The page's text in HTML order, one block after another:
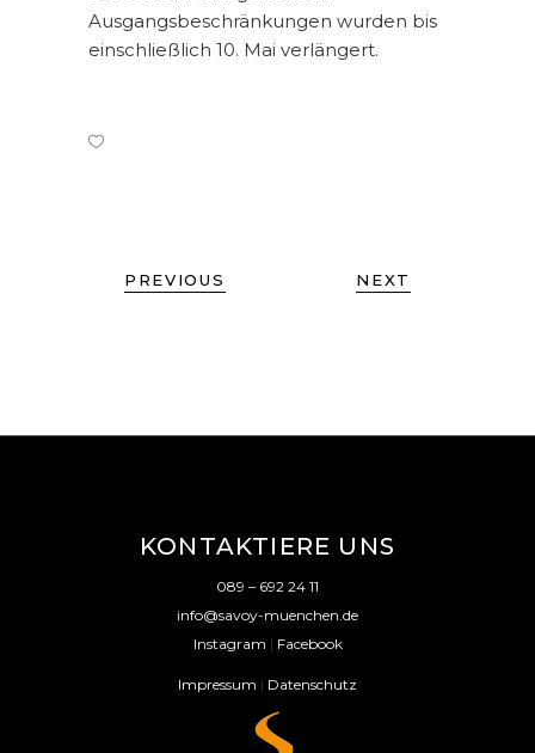
Ausgangsbeschränkungen wurden bis
einschließlich 10. Mai verlängert.
PREVIOUS NEXT
KONTAKTIERE UNS
089 – 692 24 11
info@savoy-muenchen.de
Instagram | Facebook
Impressum | Datenschutz